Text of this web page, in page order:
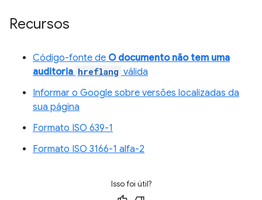
Recursos
Código-fonte de O documento não tem uma
auditoria hreflang válida
Informar o Google sobre versões localizadas da
sua página
Formato ISO 639-1
Formato ISO 3166-1 alfa-2
Isso foi útil?